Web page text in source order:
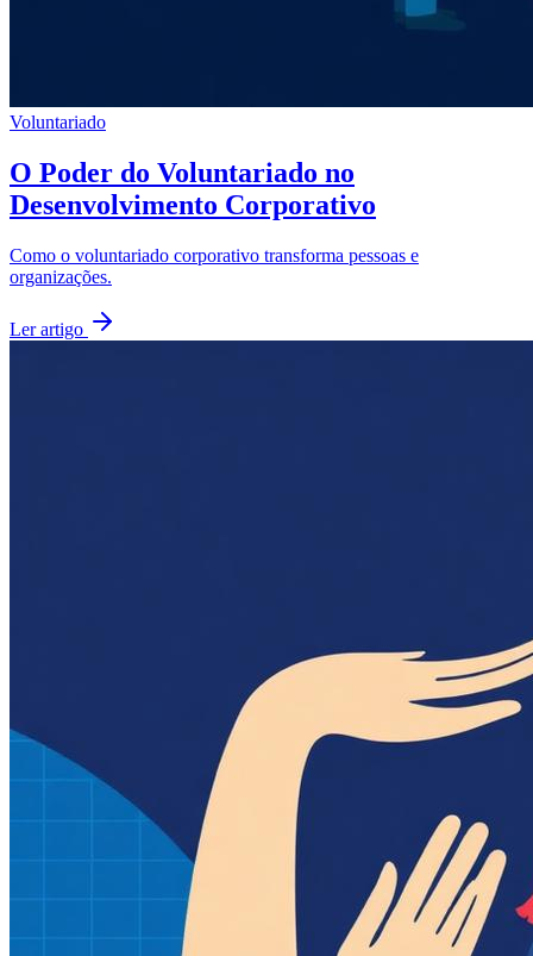
Voluntariado
O Poder do Voluntariado no
Desenvolvimento Corporativo
Como o voluntariado corporativo transforma pessoas e
organizações.
Ler artigo